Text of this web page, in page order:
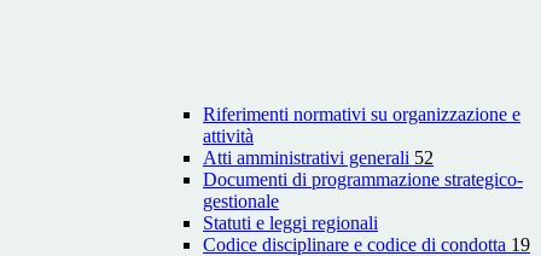
Riferimenti normativi su organizzazione e
attività
Atti amministrativi generali 52
Documenti di programmazione strategico-
gestionale
Statuti e leggi regionali
Codice disciplinare e codice di condotta 19